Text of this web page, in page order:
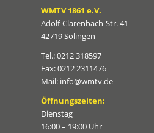
WMTV 1861 e.V.
Adolf-Clarenbach-Str. 41
42719 Solingen
Tel.: 0212 318597
Fax: 0212 2311476
Mail: info@wmtv.de
Öffnungszeiten:
Dienstag
16:00 – 19:00 Uhr